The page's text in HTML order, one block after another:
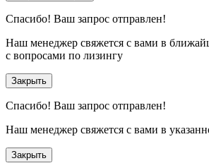
Спасибо! Ваш запрос отправлен!
Наш менеджер свяжется с вами в
с вопросами по лизингу
Закрыть
Спасибо! Ваш запрос отправлен!
Наш менеджер свяжется с вами в
Закрыть